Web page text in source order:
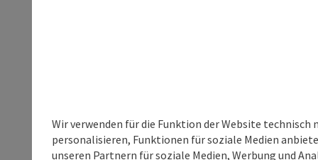
Wir verwenden für die Funktion der Website
personalisieren, Funktionen für soziale Medien
unseren Partnern für soziale Medien, Werbung und